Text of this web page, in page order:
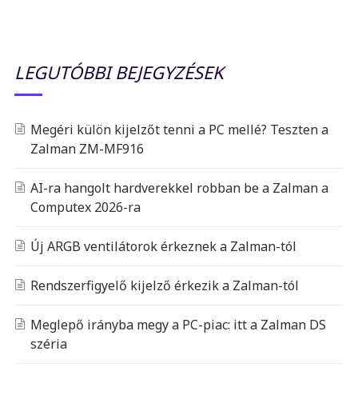
LEGUTÓBBI BEJEGYZÉSEK
Megéri külön kijelzőt tenni a PC mellé? Teszten a
Zalman ZM-MF916
AI-ra hangolt hardverekkel robban be a Zalman a
Computex 2026-ra
Új ARGB ventilátorok érkeznek a Zalman-tól
Rendszerfigyelő kijelző érkezik a Zalman-tól
Meglepő irányba megy a PC-piac: itt a Zalman DS
széria